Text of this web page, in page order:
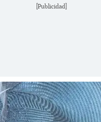
[Publicidad]